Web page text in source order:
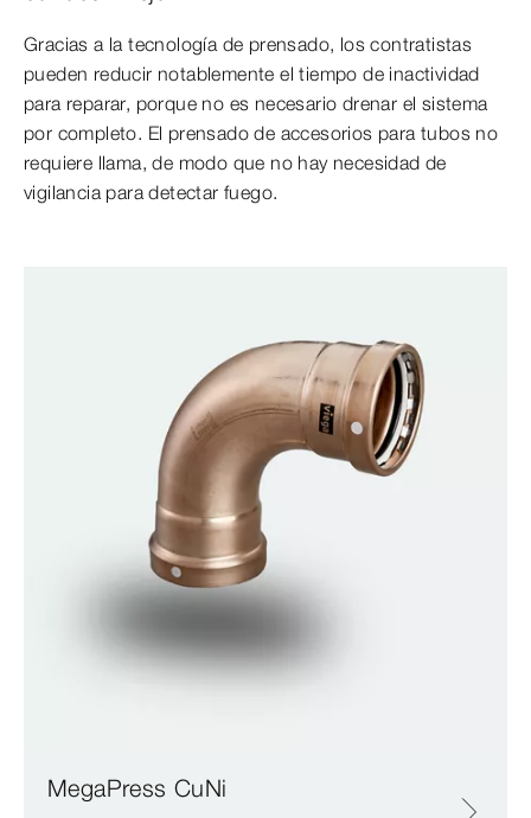
Gracias a la tecnología de prensado, los contratistas
pueden reducir notablemente el tiempo de inactividad
para reparar, porque no es necesario drenar el sistema
por completo. El prensado de accesorios para tubos no
requiere llama, de modo que no hay necesidad de
vigilancia para detectar fuego.
MegaPress CuNi